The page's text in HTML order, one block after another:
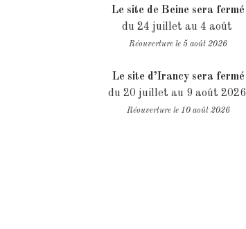
Le site de Beine sera fermé
du 24 juillet au 4 août
Réouverture le 5 août 2026
Le site d’Irancy sera fermé
du 20 juillet au 9 août 2026
Réouverture le 10 août 2026